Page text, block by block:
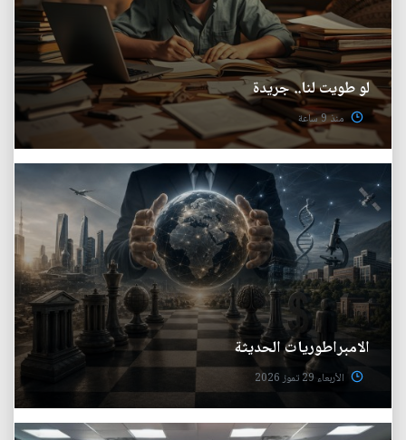
لو طويت لنا.. جريدة
منذ 9 ساعة
الامبراطوريات الحديثة
الأربعاء 29 تموز 2026